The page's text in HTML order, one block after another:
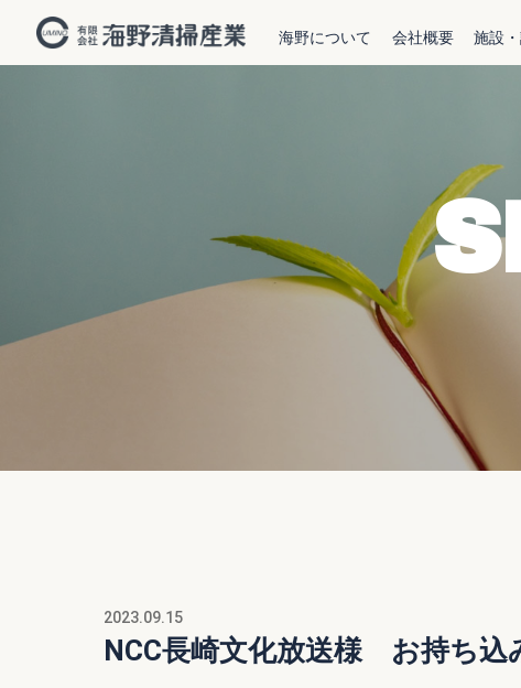
海野について 会社概要 施設
2023.09.15
NCC長崎文化放送様 お持ち込